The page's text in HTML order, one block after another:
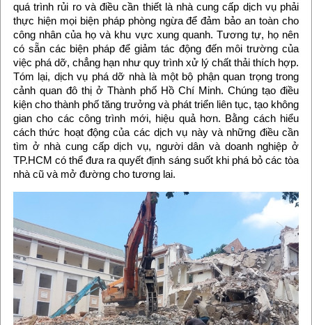
quá trình rủi ro và điều cần thiết là nhà cung cấp dịch vụ phải
thực hiện mọi biện pháp phòng ngừa để đảm bảo an toàn cho
công nhân của họ và khu vực xung quanh. Tương tự, họ nên
có sẵn các biện pháp để giảm tác động đến môi trường của
việc phá dỡ, chẳng hạn như quy trình xử lý chất thải thích hợp.
Tóm lại, dịch vụ phá dỡ nhà là một bộ phận quan trọng trong
cảnh quan đô thị ở Thành phố Hồ Chí Minh. Chúng tạo điều
kiện cho thành phố tăng trưởng và phát triển liên tục, tạo không
gian cho các công trình mới, hiệu quả hơn. Bằng cách hiểu
cách thức hoạt động của các dịch vụ này và những điều cần
tìm ở nhà cung cấp dịch vụ, người dân và doanh nghiệp ở
TP.HCM có thể đưa ra quyết định sáng suốt khi phá bỏ các tòa
nhà cũ và mở đường cho tương lai.